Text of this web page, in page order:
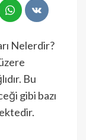
Nelerdir?
Bu
gibi bazı